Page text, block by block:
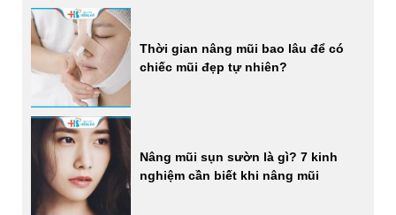
Thời gian nâng mũi bao lâu để có
chiếc mũi đẹp tự nhiên?
Nâng mũi sụn sườn là gì? 7 kinh
nghiệm cần biết khi nâng mũi